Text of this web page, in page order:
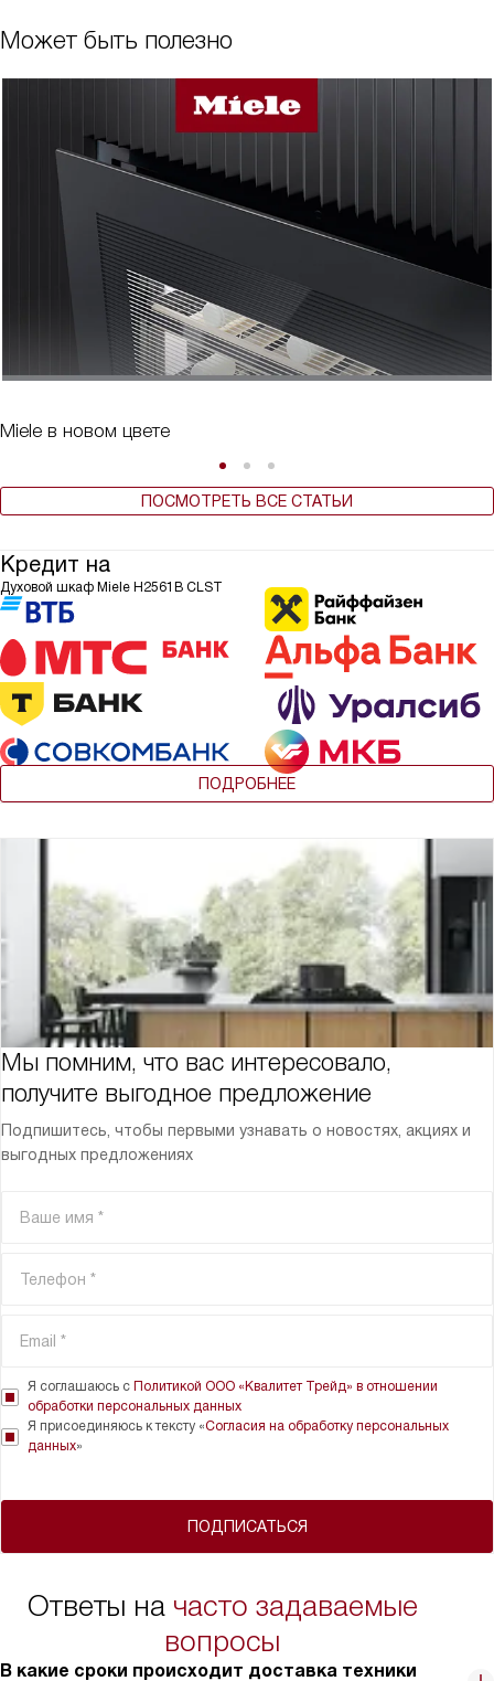
Может быть полезно
Miele в новом цвете
ПОСМОТРЕТЬ ВСЕ СТАТЬИ
Кредит на
Духовой шкаф Miele H2561B CLST
ПОДРОБНЕЕ
Мы помним, что вас интересовало,
получите выгодное предложение
Подпишитесь, чтобы первыми узнавать о новостях, акциях и
выгодных предложениях
ПОДПИСАТЬСЯ
Я соглашаюсь с Политикой ООО «Квалитет Трейд» в отношении
обработки персональных данных
Я присоединяюсь к тексту «Согласия на обработку персональных
данных»
Ответы на часто задаваемые
вопросы
В какие сроки происходит доставка техники